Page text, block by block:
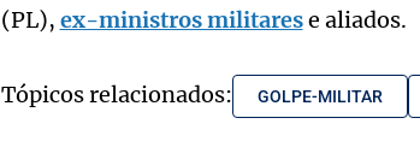
(PL), ex-ministros militarese aliados.
Tópicos relacionados: GOLPE-MILITAR